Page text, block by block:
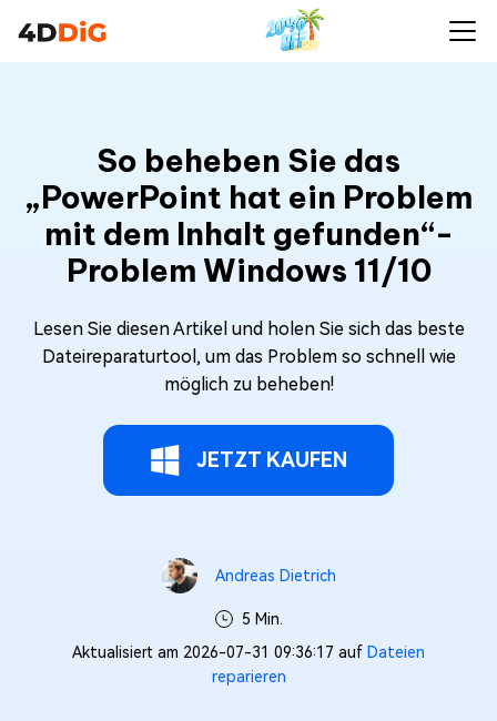
So beheben Sie das
„PowerPoint hat ein Problem
mit dem Inhalt gefunden“-
Problem Windows 11/10
Lesen Sie diesen Artikel und holen Sie sich das beste
Dateireparaturtool, um das Problem so schnell wie
möglich zu beheben!
JETZT KAUFEN
Andreas Dietrich
5 Min.
Aktualisiert am 2026-07-31 09:36:17 auf Dateien
reparieren